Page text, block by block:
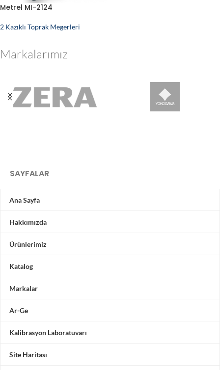
Metrel MI-2124
2 Kazıklı Toprak Megerleri
Markalarımız
SAYFALAR
Ana Sayfa
Hakkımızda
Ürünlerimiz
Katalog
Markalar
Ar-Ge
Kalibrasyon Laboratuvarı
Site Haritası